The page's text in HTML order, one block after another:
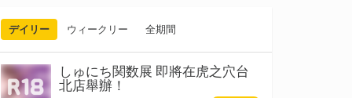
デイリー ウィークリー 全期間
しゅにち関数展 即將在虎之穴台
北店舉辦！